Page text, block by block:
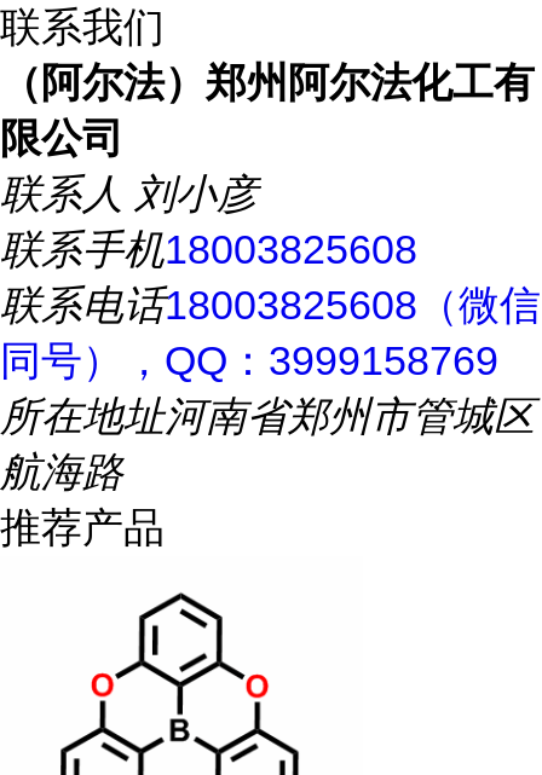
联系我们
（阿尔法）郑州阿尔法化工有
限公司
联系人 刘小彦
联系手机18003825608
联系电话18003825608（微信
同号），QQ：3999158769
所在地址河南省郑州市管城区
航海路
推荐产品